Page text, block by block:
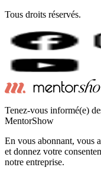
Tous droits réservés.
Tenez-vous informé(e)
MentorShow
En vous abonnant, vous
et donnez votre
notre entreprise.